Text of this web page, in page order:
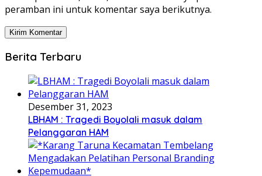
peramban ini untuk komentar saya berikutnya.
Berita Terbaru
Desember 31, 2023
LBHAM : Tragedi Boyolali masuk dalam
Pelanggaran HAM